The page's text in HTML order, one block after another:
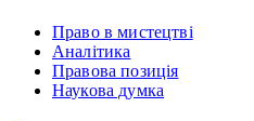
Право в мистецтві
Аналітика
Правова позиція
Наукова думка